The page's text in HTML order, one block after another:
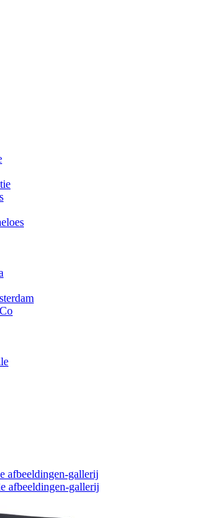
afbeeldingen-gallerij
afbeeldingen-gallerij